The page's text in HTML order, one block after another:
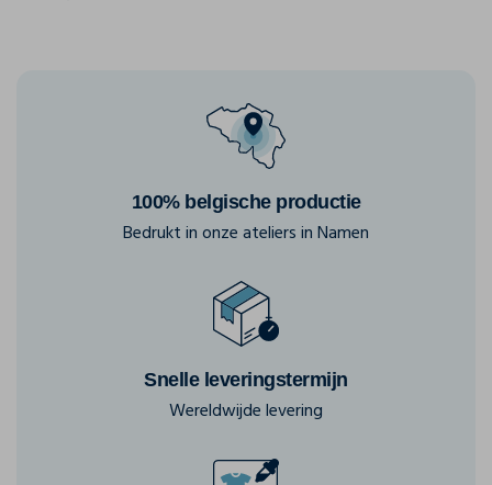
100% belgische productie
Bedrukt in onze ateliers in Namen
Snelle leveringstermijn
Wereldwijde levering